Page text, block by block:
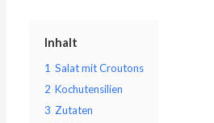
Inhalt
1 Salat mit Croutons
2 Kochutensilien
3 Zutaten